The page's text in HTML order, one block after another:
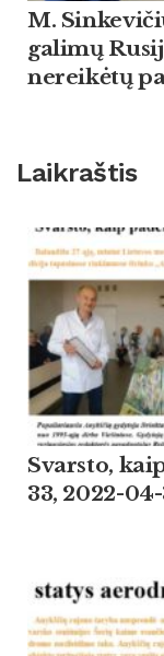
M.
galimų
nereikėtų
Laikraštis
Svarsto,
33, 2022-